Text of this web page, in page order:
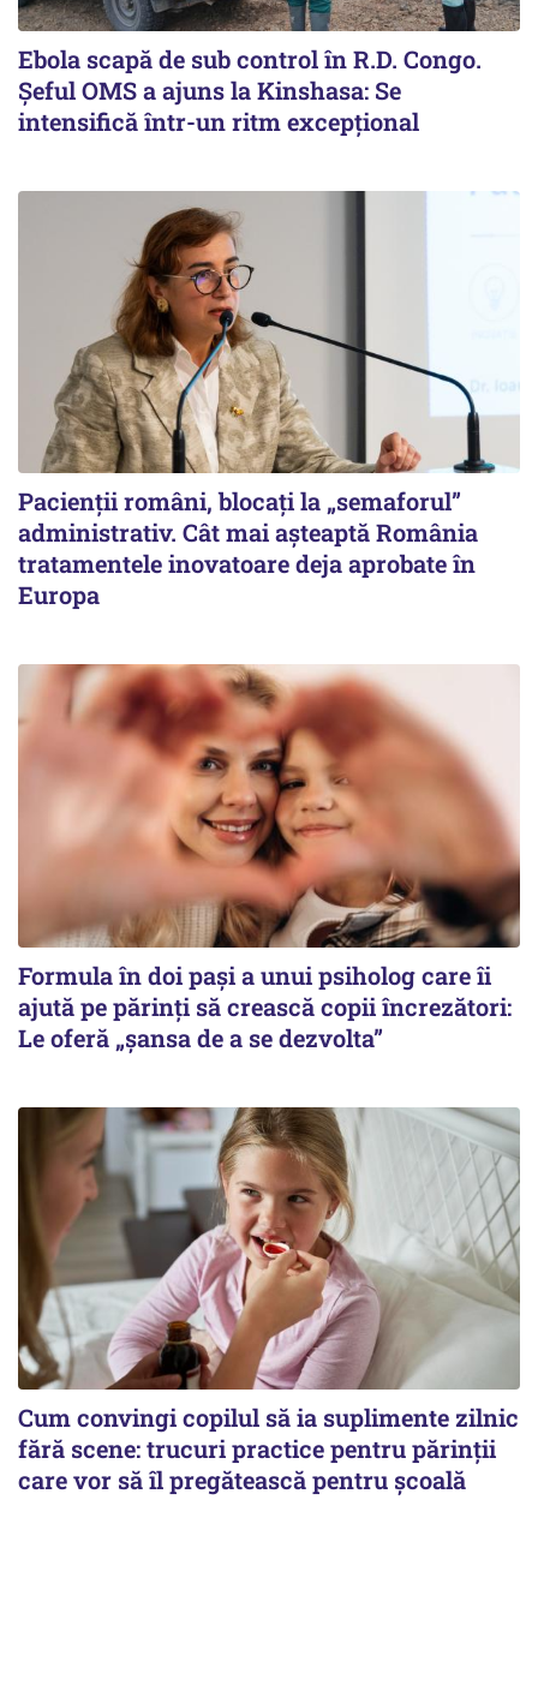
Ebola scapă de sub control în R.D. Congo.
Șeful OMS a ajuns la Kinshasa: Se
intensifică într-un ritm excepţional
Pacienții români, blocați la „semaforul”
administrativ. Cât mai așteaptă România
tratamentele inovatoare deja aprobate în
Europa
Formula în doi pași a unui psiholog care îi
ajută pe părinți să crească copii încrezători:
Le oferă „șansa de a se dezvolta”
Cum convingi copilul să ia suplimente zilnic
fără scene: trucuri practice pentru părinții
care vor să îl pregătească pentru școală